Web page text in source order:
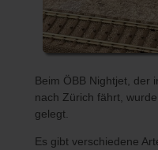
Beim ÖBB Nightjet, der
nach Zürich fährt,
gelegt.
Es gibt verschiedene